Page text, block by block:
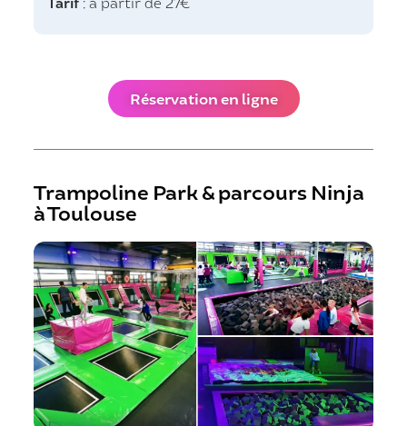
Réservation en ligne
Trampoline Park & parcours Ninja
à Toulouse